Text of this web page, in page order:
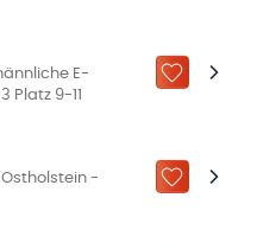
E-
Platz 9-11
ZU „MEINE
-
ZU „MEINE